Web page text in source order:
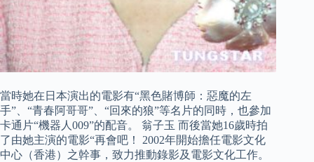
當時她在日本演出的電影有“黑色賭博師：惡魔的左
手”、“青春阿哥哥”、“回來的狼”等名片的同時，也參加
卡通片“機器人009”的配音。 翁子玉 而後當她16歲時拍
了由她主演的電影“再會吧！ 2002年開始擔任電影文化
中心（香港）之幹事，致力推動錄影及電影文化工作。